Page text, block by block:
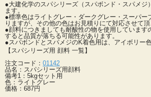
●大建化学のスパシリーズ（スパボンド・スパメジ
ます。
●標準色はライトグレー・ダークグレー・スーパー
りますが、その他の色はお見積りにて対応させて頂
●顔料につきましても耐酸性の物を使用しています
すると品質が落ちる可能性があります。
●スパボンドとスパメジのK着色用は、アイボリー色
【スパシリーズ用 顔料 一覧】
注文コード： 01142
品名：スパシリーズ用顔料
備考1：5kgセット用
色：ライトグレー
価格：687円